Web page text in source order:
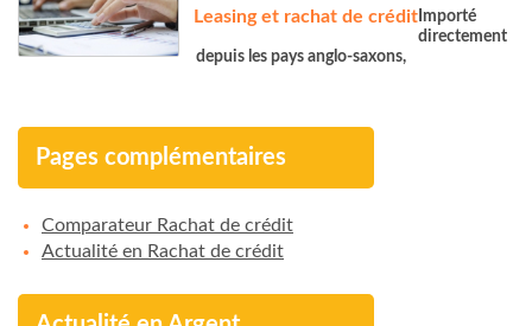
Leasing et rachat de crédit Importé
directement
depuis les pays anglo-saxons,
Pages complémentaires
Comparateur Rachat de crédit
Actualité en Rachat de crédit